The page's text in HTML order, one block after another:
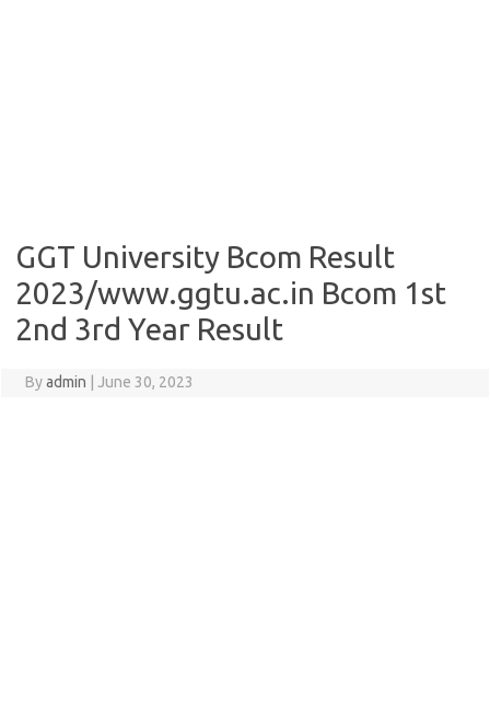
GGT University Bcom Result
2023/www.ggtu.ac.in Bcom 1st
2nd 3rd Year Result
Byadmin June 30, 2023